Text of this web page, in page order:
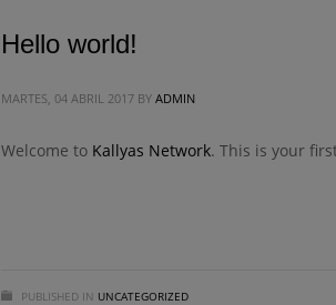
Hello world!
MARTES, 04 ABRIL 2017 BY ADMIN
Welcome to Kallyas Network. This is your
PUBLISHED IN UNCATEGORIZED